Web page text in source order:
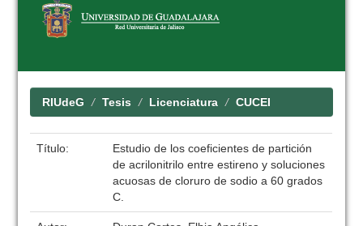
RIUdeG Tesis Licenciatura CUCEI
Título:
Estudio de los coeficientes de partición
de acrilonitrilo entre estireno y soluciones
acuosas de cloruro de sodio a 60 grados
C.